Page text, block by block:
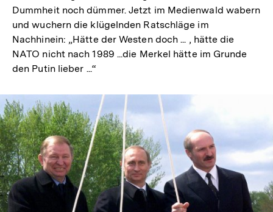
Dummheit noch dümmer. Jetzt im Medienwald wabern
und wuchern die klügelnden Ratschläge im
Nachhinein: „Hätte der Westen doch ... , hätte die
NATO nicht nach 1989 ...die Merkel hätte im Grunde
den Putin lieber ...“